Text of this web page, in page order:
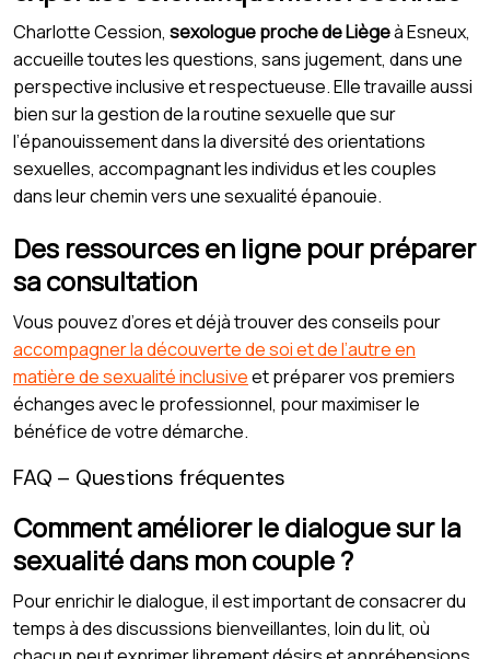
Charlotte Cession, sexologue proche de Liègeà Esneux,
accueille toutes les questions, sans jugement, dans une
perspective inclusive et respectueuse. Elle travaille aussi
bien sur la gestion de la routine sexuelle que sur
l’épanouissement dans la diversité des orientations
sexuelles, accompagnant les individus et les couples
dans leur chemin vers une sexualité épanouie.
Des ressources en ligne pour préparer
sa consultation
Vous pouvez d’ores et déjà trouver des conseils pour
accompagner la découverte de soi et de l’autre en
matière de sexualité inclusiveet préparer vos premiers
échanges avec le professionnel, pour maximiser le
bénéfice de votre démarche.
FAQ – Questions fréquentes
Comment améliorer le dialogue sur la
sexualité dans mon couple ?
Pour enrichir le dialogue, il est important de consacrer du
temps à des discussions bienveillantes, loin du lit, où